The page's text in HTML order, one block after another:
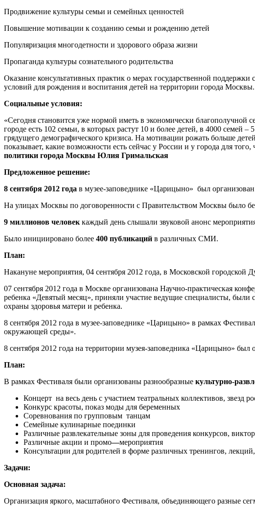
Продвижение культуры семьи и семейных ценностей
Повышение мотивации к созданию семьи и рождению детей
Популяризация многодетности и здорового образа жизни
Пропаганда культуры сознательного родительства
Оказание консультативных практик о мерах государственной
условий для рождения и воспитания детей на территории города Москвы.
Социальные условия:
«Сегодня становится уже нормой иметь в экономически благополучной
городе есть 102 семьи, в которых растут 10 и более детей, в 4000 семей
грядущего демографического кризиса. На мотивации рожать больше
показывает, какие возможности есть сейчас у России и у города для
политики города Москвы Юлия Гримальская
Предложенное решение:
8 сентября 2012 года в музее-заповеднике «Царицыно» был
На улицах Москвы по договоренности с Правительством Москвы было
9 миллионов человек каждый день слышали звуковой анонс
Было инициировано более 400 публикаций в различных СМИ.
План:
Накануне мероприятия, 04 сентября 2012 года, в Московской
07 сентября 2012 года в Москве организована Научно-практическая
ребенка «Девятый месяц», приняли участие ведущие специалисты,
охраны здоровья матери и ребенка.
8 сентября 2012 года в музее-заповеднике «Царицыно» в рамках
окружающей среды».
8 сентября 2012 года на территории музея-заповедника «Царицыно»
План:
В рамках Фестиваля были организованы разнообразные культурно-
Концерт на весь день с участием театральных коллективов, звезд
Конкурс красоты, показ моды для беременных
Соревнования по групповым танцам
Семейные кулинарные поединки
Различные развлекательные зоны для проведения конкурсов,
Различные акции и промо—мероприятия
Консультации для родителей в форме различных тренингов,
Задачи:
Основная задача:
Организация яркого, масштабного Фестиваля, объединяющего разные